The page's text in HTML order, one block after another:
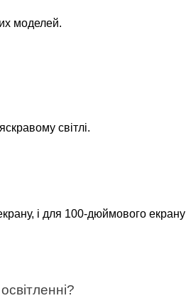
моделей.
світлі.
і для 100-дюймового екрану